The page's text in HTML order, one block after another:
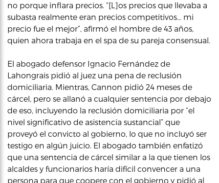
no porque inflara precios. “[L]os precios que llevaba a
subasta realmente eran precios competitivos… mi
precio fue el mejor”, afirmó el hombre de 43 años,
quien ahora trabaja en el spa de su pareja consensual.
El abogado defensor Ignacio Fernández de
Lahongrais pidió al juez una pena de reclusión
domiciliaria. Mientras, Cannon pidió 24 meses de
cárcel, pero se allanó a cualquier sentencia por debajo
de eso, incluyendo la reclusión domiciliaria por “el
nivel significativo de asistencia sustancial” que
proveyó el convicto al gobierno, lo que no incluyó ser
testigo en algún juicio. El abogado también enfatizó
que una sentencia de cárcel similar a la que tienen los
alcaldes y funcionarios haría difícil convencer a una
persona para que coopere con el gobierno y pidió al